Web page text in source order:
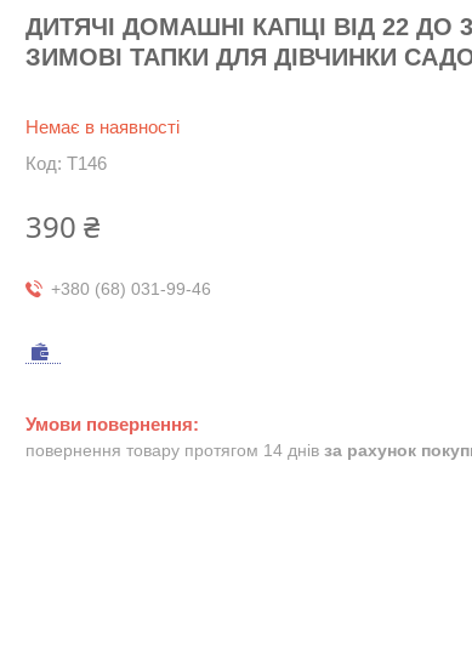
ДИТЯЧІ ДОМАШНІ КАПЦІ ВІД 22 ДО
ЗИМОВІ ТАПКИ ДЛЯ ДІВЧИНКИ
Немає в наявності
Код: T146
390 ₴
+380 (68) 031-99-46
повернення товару протягом 14 днів за рахунок